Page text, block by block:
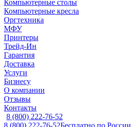
Компьютерные столы
Компьютерные кресла
Оргтехника
МФУ
Принтеры
Трейд-Ин
Гарантия
Доставка
Услуги
Бизнесу
О компании
Отзывы
Контакты
8 (800) 222-76-52
8 (800) 222-76-52Бесплатно по России